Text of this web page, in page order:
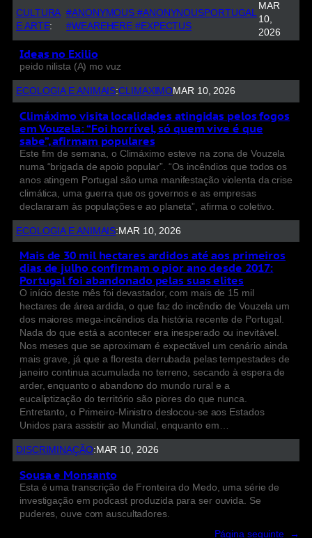
CULTURA
E ARTE:
#ANONYMOUS #ANONYNOUSPORTUGAL
#WEAREHERE #EXPECTUS
MAR
10,
2026
Ideas no Exilio
peido nilista (A) mo vuz
ECOLOGIA E ANIMAIS:CLIMAXIMOMAR 10, 2026
Climáximo visita localidades atingidas pelos fogos
em Vouzela: “Foi horrível, só quem vive é que
sabe”, afirmam populares
Este fim de semana, o Climáximo esteve na zona de Vouzela
numa “brigada de apoio popular”. “Os incêndios que todos os
anos atingem Portugal são uma manifestação violenta da crise
climática, uma guerra que os governos e as empresas
declararam às populações e ao planeta”, afirma o coletivo.
ECOLOGIA E ANIMAIS: MAR 10, 2026
Mais de 30 mil hectares ardidos até aos primeiros
dias de julho confirmam o pior ano desde 2017:
Portugal foi abandonado pelas suas elites
O início deste mês foi devastador, com mais de 15 mil
hectares de área ardida, o que faz do incêndio de Vouzela um
dos maiores mega-incêndios da história recente de Portugal.
Nada do que está a acontecer era inesperado ou inevitável.
Nos meses que se aproximam é expectável um cenário ainda
mais grave, já que a floresta derrubada pelas tempestades de
janeiro continua acumulada no terreno, secando à espera de
arder, enquanto o abandono do mundo rural e a
eucaliptização do território são piores do que nunca.
Entretanto, o Primeiro-Ministro deslocou-se aos Estados
Unidos para assistir ao Mundial, enquanto em…
DISCRIMINAÇÃO: MAR 10, 2026
Sousa e Monsanto
Esta é uma transcrição de Fronteira do Medo, uma série de
investigação em podcast produzida para ser ouvida. Se
puderes, ouve com auscultadores.
Página seguinte →